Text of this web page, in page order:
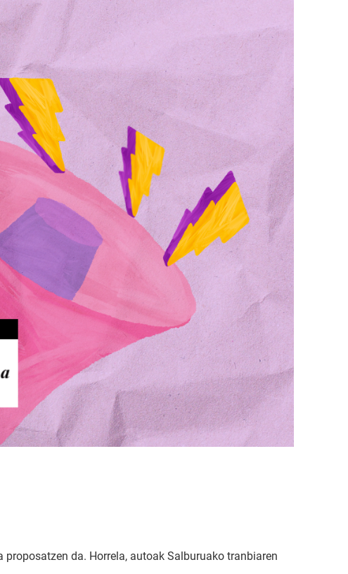
da. Horrela, autoak Salburuako tranbiaren